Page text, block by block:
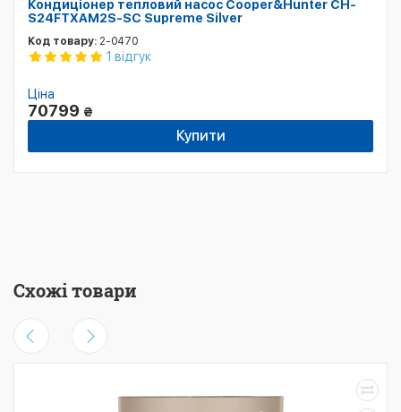
Кондиціонер тепловий насос Cooper&Hunter CH-
S24FTXAM2S-SC Supreme Silver
Код товару: 2-0470
1 відгук
Ціна
70799 ₴
Купити
Схожі товари